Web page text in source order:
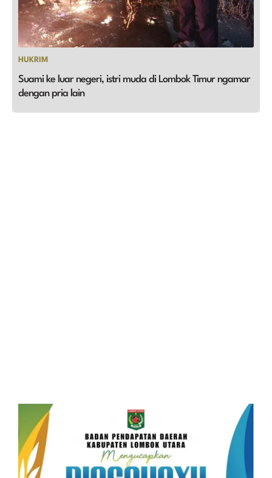
HUKRIM
Suami ke luar negeri, istri muda di Lombok Timur ngamar
dengan pria lain